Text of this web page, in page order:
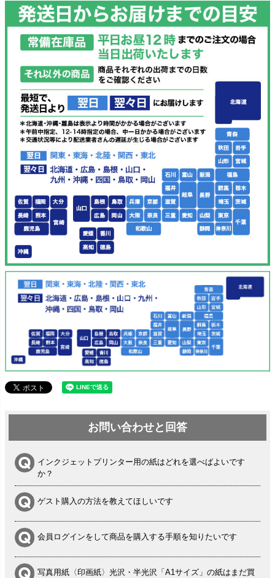
お問い合わせと回答
インクジェットプリンター用の紙はどれを選べばよいです
か？
ゲスト購入の方法を教えてほしいです
会員ログインをして商品を購入する手順を知りたいです
写真用紙〈印画紙〉光沢・半光沢「A1サイズ」の紙はまだ買